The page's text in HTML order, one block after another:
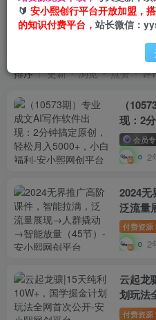
会员专属 共3581篇
zcxm
排序 更新 浏览 点赞 评
（
现：2
5000+
会员
2
2024无
泛流量
（45节
付费资源
2
云起龙
划玩法
付费资源
🔰 安小熙创行平台开放加盟，
的知识付费平台， 站长微信：